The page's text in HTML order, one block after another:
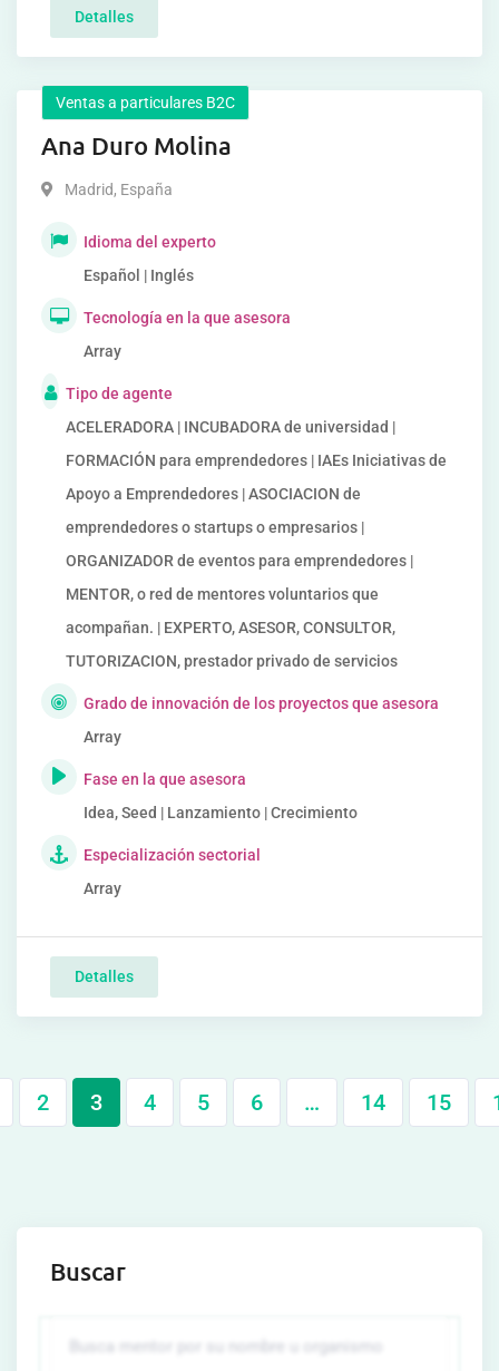
Detalles
Ventas a particulares B2C
Ana Duro Molina
Madrid, España
Idioma del experto
Español | Inglés
Tecnología en la que asesora
Array
Tipo de agente
ACELERADORA | INCUBADORA de universidad |
FORMACIÓN para emprendedores | IAEs Iniciativas de
Apoyo a Emprendedores | ASOCIACION de
emprendedores o startups o empresarios |
ORGANIZADOR de eventos para emprendedores |
MENTOR, o red de mentores voluntarios que
acompañan. | EXPERTO, ASESOR, CONSULTOR,
TUTORIZACION, prestador privado de servicios
Grado de innovación de los proyectos que asesora
Array
Fase en la que asesora
Idea, Seed | Lanzamiento | Crecimiento
Especialización sectorial
Array
Detalles
2 3 4 5 6 … 14 15
Buscar